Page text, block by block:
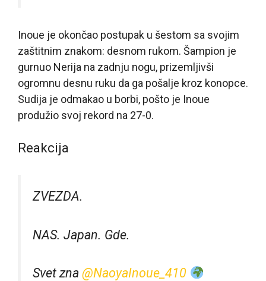
Inoue je okončao postupak u šestom sa svojim
zaštitnim znakom: desnom rukom. Šampion je
gurnuo Nerija na zadnju nogu, prizemljivši
ogromnu desnu ruku da ga pošalje kroz konopce.
Sudija je odmakao u borbi, pošto je Inoue
produžio svoj rekord na 27-0.
Reakcija
ZVEZDA.
NAS. Japan. Gde.
Svet zna @NaoyaInoue_410